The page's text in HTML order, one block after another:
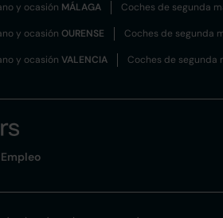
y ocasión MÁLAGA Coches de segunda
y ocasión OURENSE Coches de segunda
y ocasión VALENCIA Coches de segunda
Empleo